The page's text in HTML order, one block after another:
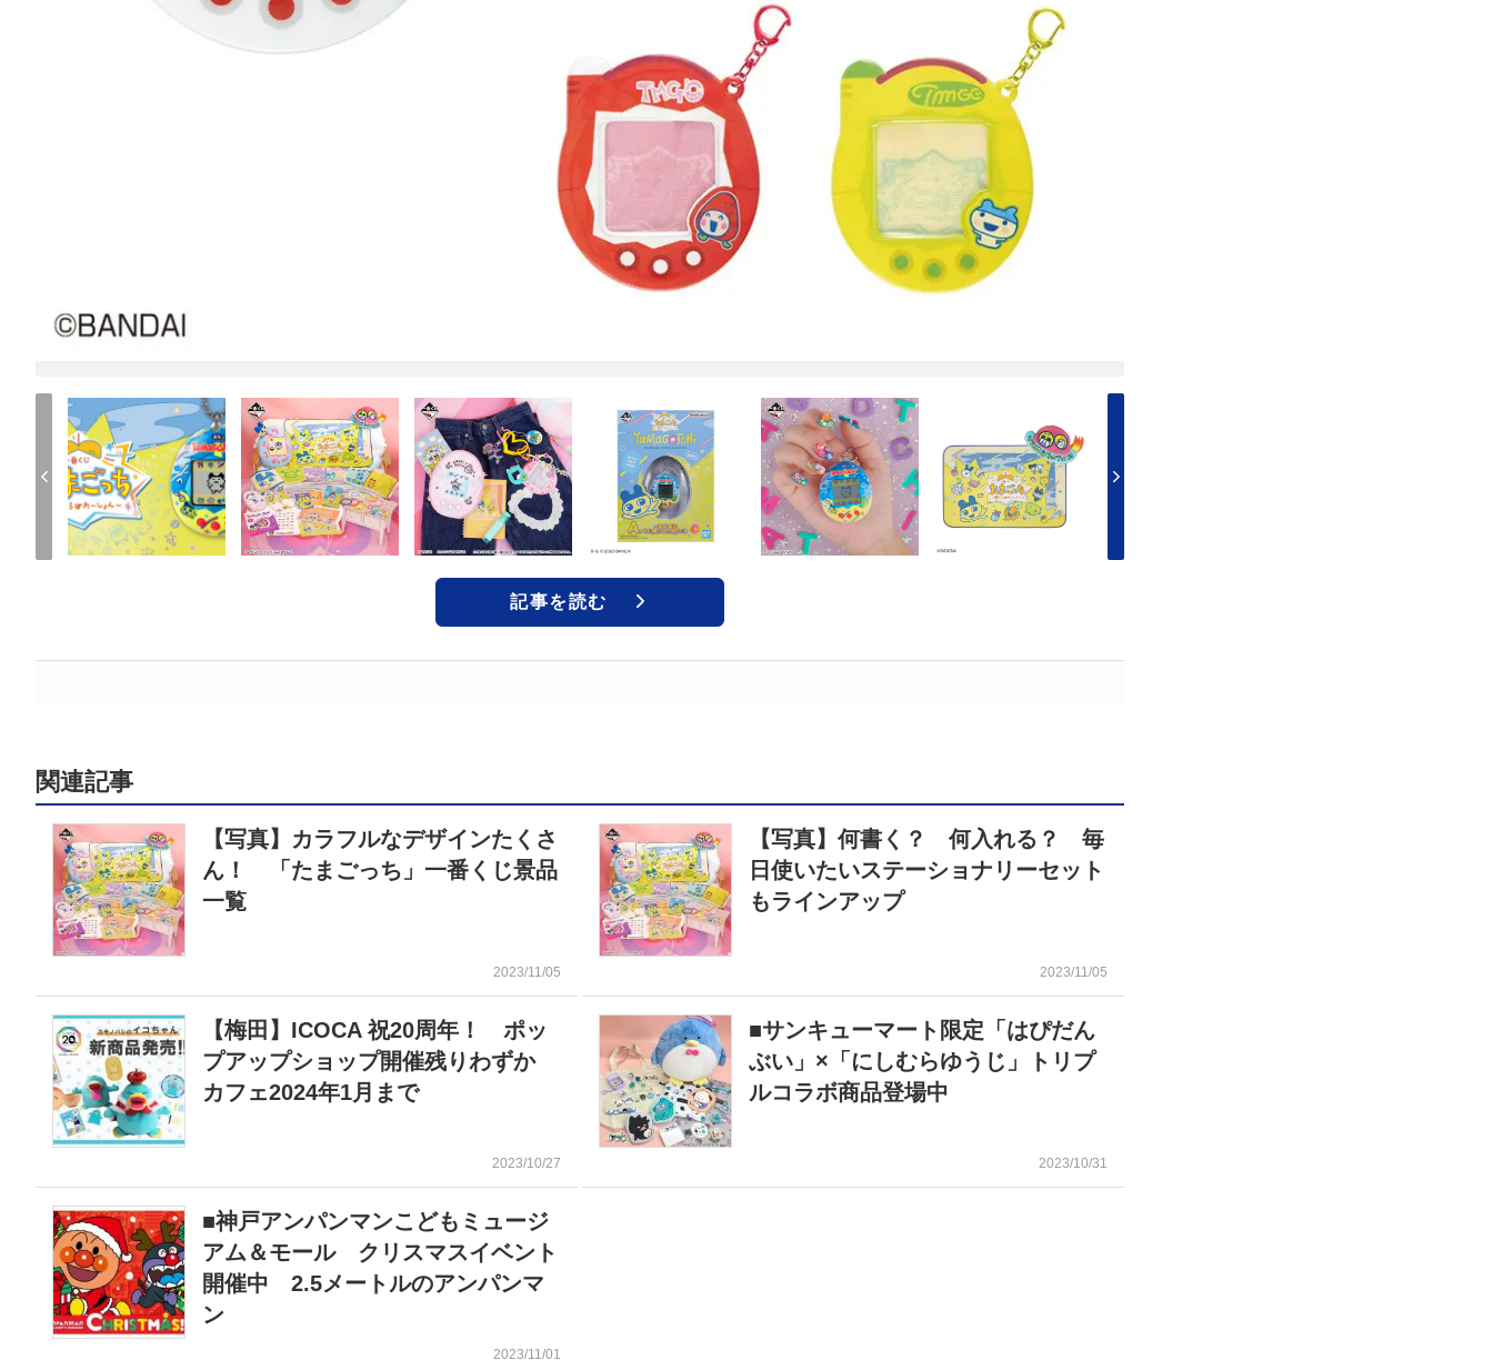
記事を読む
関連記事
【写真】カラフルなデザインたくさ
ん！ 「たまごっち」一番くじ景品
一覧
2023/11/05
【写真】何書く？ 何入れる？ 毎
日使いたいステーショナリーセット
もラインアップ
2023/11/05
【梅田】ICOCA 祝20周年！ ポッ
プアップショップ開催残りわずか
カフェ2024年1月まで
2023/10/27
■サンキューマート限定「はぴだん
ぶい」×「にしむらゆうじ」トリプ
ルコラボ商品登場中
2023/10/31
■神戸アンパンマンこどもミュージ
アム＆モール クリスマスイベント
開催中 2.5メートルのアンパンマ
ン
2023/11/01